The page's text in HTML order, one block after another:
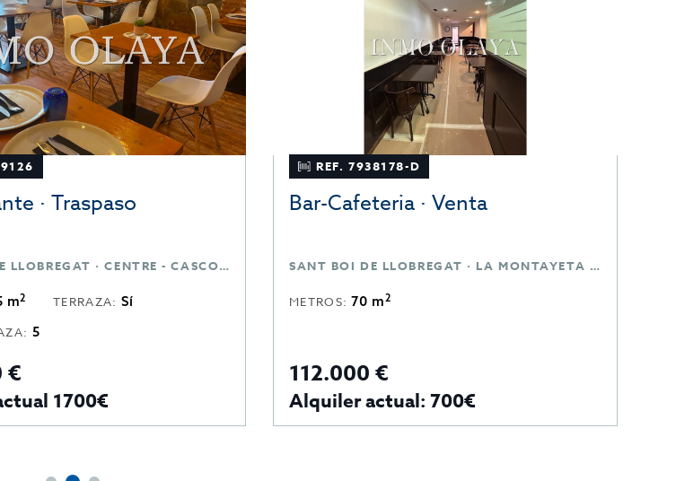
· Traspaso
SANT BOI DE LLOBREGAT · CENTRE - CASCO ANTIGUO · BARCELONA
m2 TERRAZA: Sí
5
€
1700€
REF. 7938178-D
Bar-Cafeteria · Venta
SANT BOI DE LLOBREGAT · LA MONTAYETA · BARCELONA
METROS:70 m2
112.000 €
Alquiler actual: 700€